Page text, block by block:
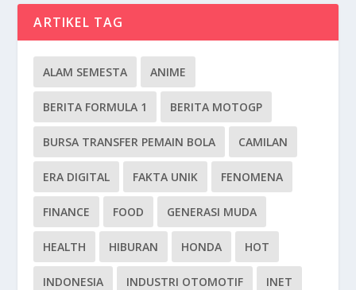
ARTIKEL TAG
ALAM SEMESTA ANIME
BERITA FORMULA 1 BERITA MOTOGP
BURSA TRANSFER PEMAIN BOLA CAMILAN
ERA DIGITAL FAKTA UNIK FENOMENA
FINANCE FOOD GENERASI MUDA
HEALTH HIBURAN HONDA HOT
INDONESIA INDUSTRI OTOMOTIF INET